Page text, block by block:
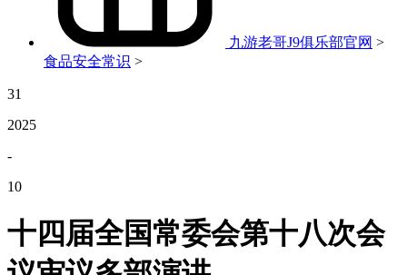
九游老哥J9俱乐部官网 >
食品安全常识 >
31
2025
-
10
十四届全国常委会第十八次会